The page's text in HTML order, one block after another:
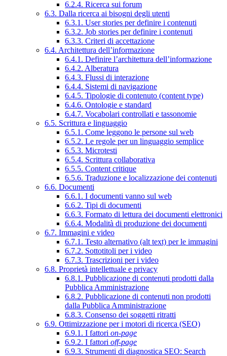
6.2.4. Ricerca sui forum
6.3. Dalla ricerca ai bisogni degli utenti
6.3.1. User stories per definire i contenuti
6.3.2. Job stories per definire i contenuti
6.3.3. Criteri di accettazione
6.4. Architettura dell’informazione
6.4.1. Definire l’architettura dell’informazione
6.4.2. Alberatura
6.4.3. Flussi di interazione
6.4.4. Sistemi di navigazione
6.4.5. Tipologie di contenuto (content type)
6.4.6. Ontologie e standard
6.4.7. Vocabolari controllati e tassonomie
6.5. Scrittura e linguaggio
6.5.1. Come leggono le persone sul web
6.5.2. Le regole per un linguaggio semplice
6.5.3. Microtesti
6.5.4. Scrittura collaborativa
6.5.5. Content critique
6.5.6. Traduzione e localizzazione dei contenuti
6.6. Documenti
6.6.1. I documenti vanno sul web
6.6.2. Tipi di documenti
6.6.3. Formato di lettura dei documenti elettronici
6.6.4. Modalità di produzione dei documenti
6.7. Immagini e video
6.7.1. Testo alternativo (alt text) per le immagini
6.7.2. Sottotitoli per i video
6.7.3. Trascrizioni per i video
6.8. Proprietà intellettuale e privacy
6.8.1. Pubblicazione di contenuti prodotti dalla
Pubblica Amministrazione
6.8.2. Pubblicazione di contenuti non prodotti
dalla Pubblica Amministrazione
6.8.3. Consenso dei soggetti ritratti
6.9. Ottimizzazione per i motori di ricerca (SEO)
6.9.1. I fattori on-page
6.9.2. I fattori off-page
6.9.3. Strumenti di diagnostica SEO: Search